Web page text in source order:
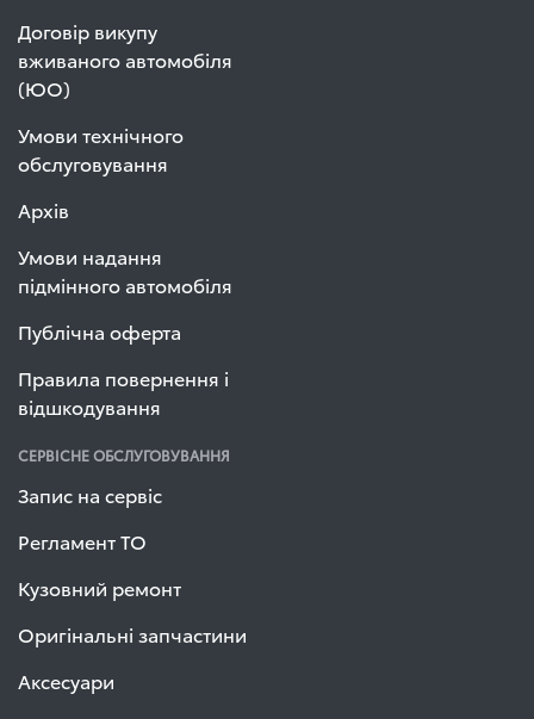
Договір викупу
вживаного автомобіля
(ЮО)
Умови технічного
обслуговування
Архів
Умови надання
підмінного автомобіля
Публічна оферта
Правила повернення і
відшкодування
СЕРВІСНЕ ОБСЛУГОВУВАННЯ
Запис на сервіс
Регламент ТО
Кузовний ремонт
Оригінальні запчастини
Аксесуари